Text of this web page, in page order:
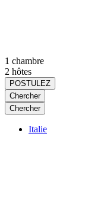
1 chambre
2 hôtes
POSTULEZ
Chercher
Chercher
Italie